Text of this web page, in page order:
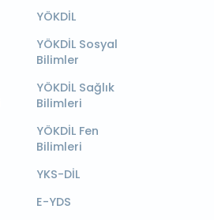
YÖKDİL
YÖKDİL Sosyal
Bilimler
YÖKDİL Sağlık
Bilimleri
YÖKDİL Fen
Bilimleri
YKS-DİL
E-YDS